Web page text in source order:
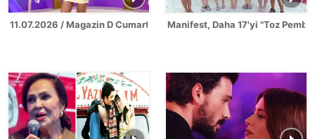
11.07.2026 / Magazin D Cumartesi Manifest, Daha 17'yi "Toz